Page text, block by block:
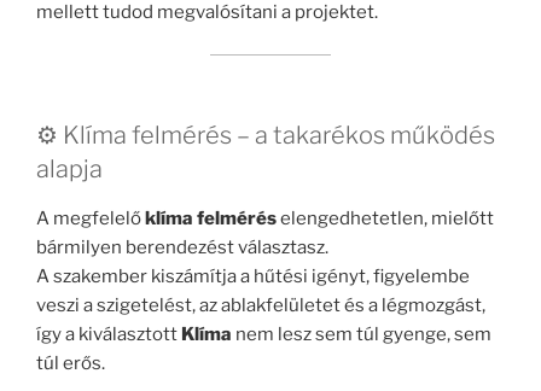
mellett tudod megvalósítani a projektet.
⚙️ Klíma felmérés – a takarékos működés
alapja
A megfelelőklíma felméréselengedhetetlen, mielőtt
bármilyen berendezést választasz.
A szakember kiszámítja a hűtési igényt, figyelembe
veszi a szigetelést, az ablakfelületet és a légmozgást,
így a kiválasztott Klíma nem lesz sem túl gyenge, sem
túl erős.